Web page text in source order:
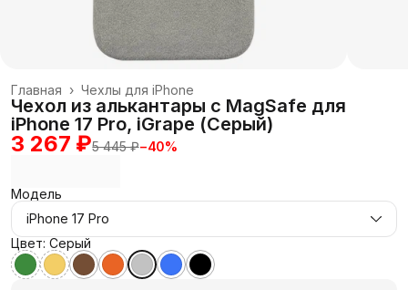
Чехлы для iPhone
Главная ›
Чехол из алькантары с MagSafe для
iPhone 17 Pro, iGrape (Серый)
3 267 ₽5 445 ₽−40%
Модель
iPhone 17 Pro
Цвет: Серый